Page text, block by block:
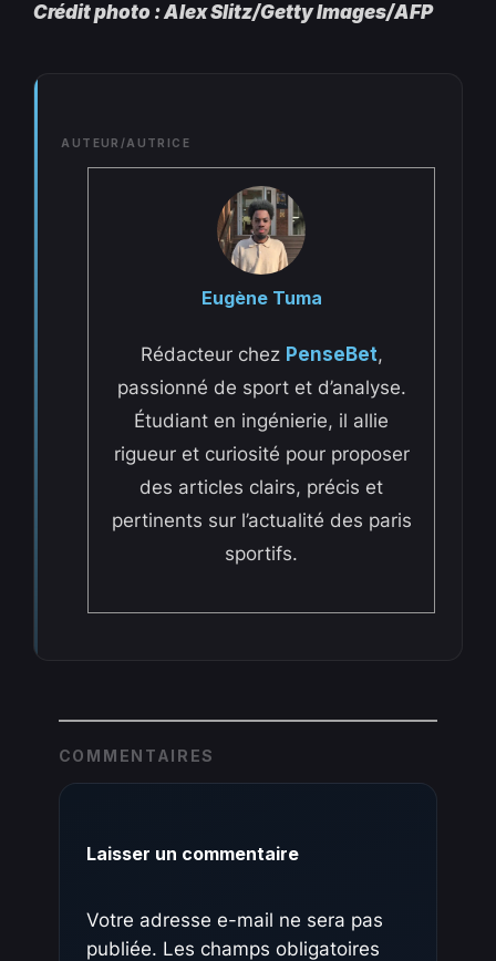
Crédit photo : Alex Slitz/Getty Images/AFP
AUTEUR/AUTRICE
Eugène Tuma
Rédacteur chez PenseBet,
passionné de sport et d’analyse.
Étudiant en ingénierie, il allie
rigueur et curiosité pour proposer
des articles clairs, précis et
pertinents sur l’actualité des paris
sportifs.
COMMENTAIRES
Laisser un commentaire
Votre adresse e-mail ne sera pas
publiée. Les champs obligatoires